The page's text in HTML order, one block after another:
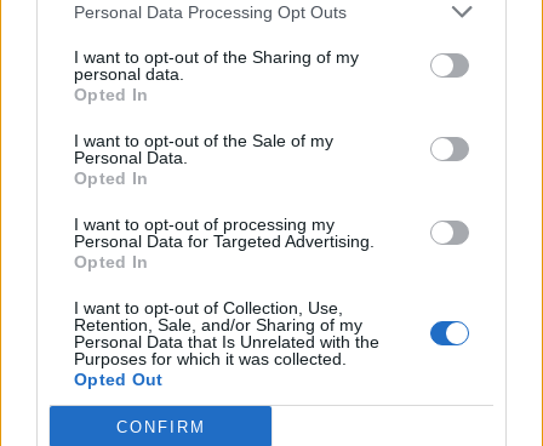
Personal Data Processing Opt Outs
I want to opt-out of the Sharing of my
personal data.
Opted In
I want to opt-out of the Sale of my
Personal Data.
Opted In
I want to opt-out of processing my
Personal Data for Targeted Advertising.
Opted In
I want to opt-out of Collection, Use,
Retention, Sale, and/or Sharing of my
Personal Data that Is Unrelated with the
Purposes for which it was collected.
Opted Out
CONFIRM
Anno di Fondazione:1905
Stamford Bridge (41.837)
Città: Londra
Presidente:Todd Boehly
Manager:Enzo Maresca
ALBO D'ORO
Premier League:
League Cup:5
FA Community Shield:4
Champions League:2
Supercoppa Europea:
Coppa del Mondo per Club: